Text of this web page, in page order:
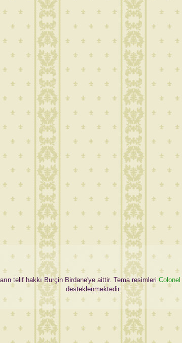
telif hakkı Burçin Birdane'ye aittir. Tema resimleri Colonel
desteklenmektedir.